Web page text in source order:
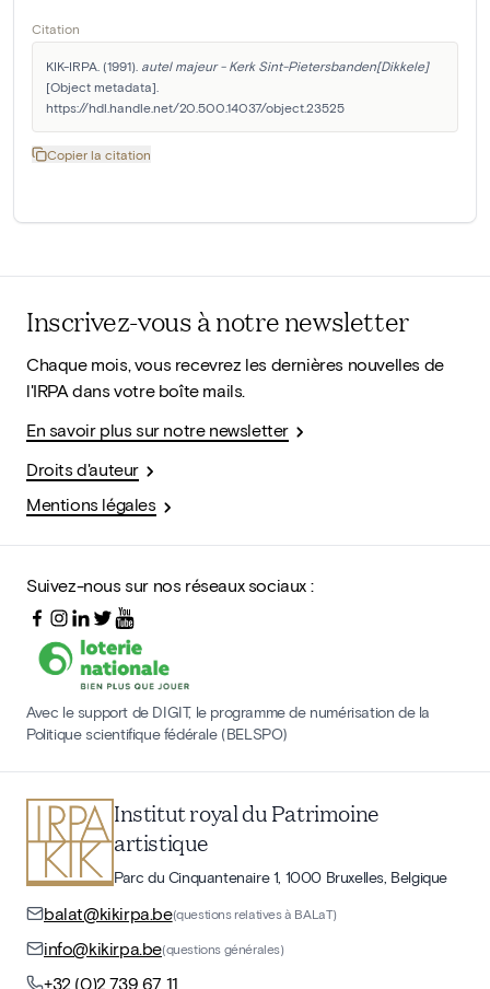
Citation
KIK-IRPA. (1991). autel majeur - Kerk Sint-Pietersbanden[Dikkele]
[Object metadata].
https://hdl.handle.net/20.500.14037/object.23525
Copier la citation
Inscrivez-vous à notre newsletter
Chaque mois, vous recevrez les dernières nouvelles de
l'IRPA dans votre boîte mails.
En savoir plus sur notre newsletter
Droits d'auteur
Mentions légales
Suivez-nous sur nos réseaux sociaux :
Avec le support de DIGIT, le programme de numérisation de la
Politique scientifique fédérale (BELSPO)
Institut royal du Patrimoine
artistique
Parc du Cinquantenaire 1, 1000 Bruxelles, Belgique
balat@kikirpa.be(questions relatives à BALaT)
info@kikirpa.be(questions générales)
+32 (0)2 739 67 11